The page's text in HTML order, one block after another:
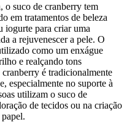
o suco de cranberry tem
em tratamentos de beleza
iogurte para criar uma
a rejuvenescer a pele. O
como um enxágue
e realçando tons
é tradicionalmente
especialmente no suporte à
utilizam o suco de
de tecidos ou na criação